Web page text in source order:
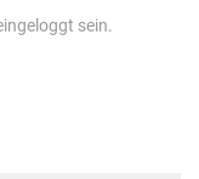
sein.